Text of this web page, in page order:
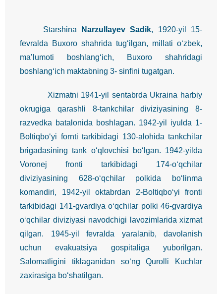
Starshina Narzullayev Sadik, 1920-yil 15-
fevralda Buxoro shahrida tug‘ilgan, millati o‘zbek,
ma’lumoti boshlang‘ich, Buxoro shahridagi
boshlang‘ich maktabning 3- sinfini tugatgan.
Xizmatni 1941-yil sentabrda Ukraina harbiy
okrugiga qarashli 8-tankchilar diviziyasining 8-
razvedka batalonida boshlagan. 1942-yil iyulda 1-
Boltiqbo‘yi fornti tarkibidagi 130-alohida tankchilar
brigadasining tank o‘qlovchisi bo‘lgan. 1942-yilda
Voronej fronti tarkibidagi 174-o‘qchilar
diviziyasining 628-o‘qchilar polkida bo‘linma
komandiri, 1942-yil oktabrdan 2-Boltiqbo‘yi fronti
tarkibidagi 141-gvardiya o‘qchilar polki 46-gvardiya
o‘qchilar diviziyasi navodchigi lavozimlarida xizmat
qilgan. 1945-yil fevralda yaralanib, davolanish
uchun evakuatsiya gospitaliga yuborilgan.
Salomatligini tiklaganidan so‘ng Qurolli Kuchlar
zaxirasiga bo‘shatilgan.